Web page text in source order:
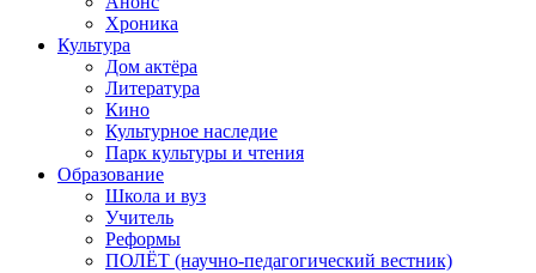
Хроника
Культура
Дом актёра
Литература
Кино
Культурное наследие
Парк культуры и чтения
Образование
Школа и вуз
Учитель
Реформы
ПОЛЁТ (научно-педагогический вестник)